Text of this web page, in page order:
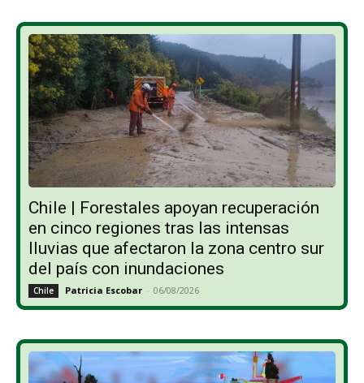
Chile | Forestales apoyan recuperación
en cinco regiones tras las intensas
lluvias que afectaron la zona centro sur
del país con inundaciones
Chile Patricia Escobar - 06/08/2026